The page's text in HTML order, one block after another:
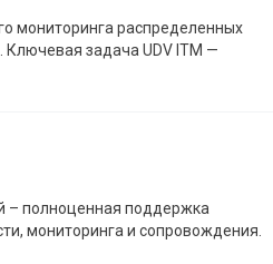
мониторинга распределенных
Ключевая задача UDV ITM —
– полноценная поддержка
мониторинга и сопровождения.